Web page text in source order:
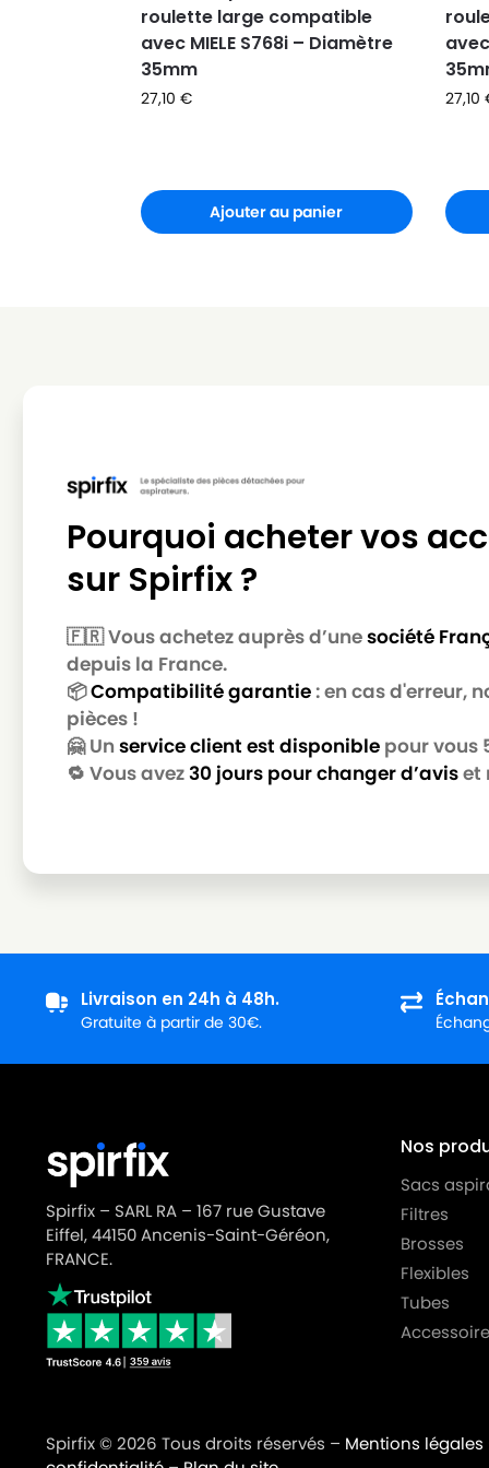
MIELE
MIELE ACTIVE HEPA S578
MIELE
MIELE
MIELE
MIELE AIR CLEAN PLUSS3000
MIELE
MIELE ALLERGY CONTROL 2200
MIELE
MIELE ALLERGY CONTROL 800
MIELE
MIELE ALLERGY CONTROL BR
MIELE
MIELE
MIELE ALLERGY CONTROL PLUS
MIELE
MIELE ALLERGY CONTROL S600
MIELE
MIELE
MIELE
MIELE ALLERGY HEPA PLUSS718
MIELE
MIELE
MIELE
MIELE ALLERVAC
roulette large compatible
avec MIELE S768i – Diamètre
35mm
27,10 €
Ajouter au panier
27,10
Pourquoi acheter vos
sur Spirfix ?
🇫🇷 Vous achetez auprès d’unesociété
depuis la France.
📦Compatibilité garantie: en cas d'erreur,
pièces !
🤗 Un service client est disponible pour vous
🔁 Vous avez30 jours pour changer d’aviset
Livraison en 24h à 48h.
Gratuite à partir de 30€.
Spirfix – SARL RA – 167 rue Gustave
Eiffel, 44150 Ancenis-Saint-Géréon,
FRANCE.
Nos
Sacs
Filtres
Brosses
Flexibles
Tubes
Spirfix © 2026 Tous droits réservés – Mentions légales